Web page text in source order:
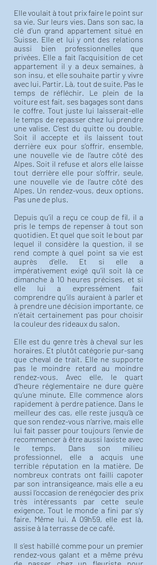
Elle voulait à tout prix faire le point sur
sa vie. Sur leurs vies. Dans son sac, la
clé d’un grand appartement situé en
Suisse. Elle et lui y ont des relations
aussi bien professionnelles que
privées. Elle a fait l’acquisition de cet
appartement il y a deux semaines, à
son insu, et elle souhaite partir y vivre
avec lui. Partir. Là, tout de suite. Pas le
temps de réfléchir. Le plein de la
voiture est fait, ses bagages sont dans
le coffre. Tout juste lui laisserait-elle
le temps de repasser chez lui prendre
une valise. C’est du quitte ou double.
Soit il accepte et ils laissent tout
derrière eux pour s’offrir, ensemble,
une nouvelle vie de l’autre côté des
Alpes. Soit il refuse et alors elle laisse
tout derrière elle pour s’offrir, seule,
une nouvelle vie de l’autre côté des
Alpes. Un rendez-vous, deux options.
Pas une de plus.
Depuis qu’il a reçu ce coup de fil, il a
pris le temps de repenser à tout son
quotidien. Et quel que soit le bout par
lequel il considère la question, il se
rend compte à quel point sa vie est
auprès d’elle. Et si elle a
impérativement exigé qu’il soit là ce
dimanche à 10 heures précises, et si
elle lui a expressément fait
comprendre qu’ils auraient à parler et
à prendre une décision importante, ce
n’était certainement pas pour choisir
la couleur des rideaux du salon.
Elle est du genre très à cheval sur les
horaires. Et plutôt catégorie pur-sang
que cheval de trait. Elle ne supporte
pas le moindre retard au moindre
rendez-vous. Avec elle, le quart
d’heure réglementaire ne dure guère
qu’une minute. Elle commence alors
rapidement à perdre patience. Dans le
meilleur des cas, elle reste jusqu’à ce
que son rendez-vous n’arrive, mais elle
lui fait passer pour toujours l’envie de
recommencer à être aussi laxiste avec
le temps. Dans son milieu
professionnel, elle a acquis une
terrible réputation en la matière. De
nombreux contrats ont failli capoter
par son intransigeance, mais elle a eu
aussi l’occasion de renégocier des prix
très intéressants par cette seule
exigence. Tout le monde a fini par s’y
faire. Même lui. A 09h59, elle est là,
assise à la terrasse de ce café.
Il s’est habillé comme pour un premier
rendez-vous galant et a même prévu